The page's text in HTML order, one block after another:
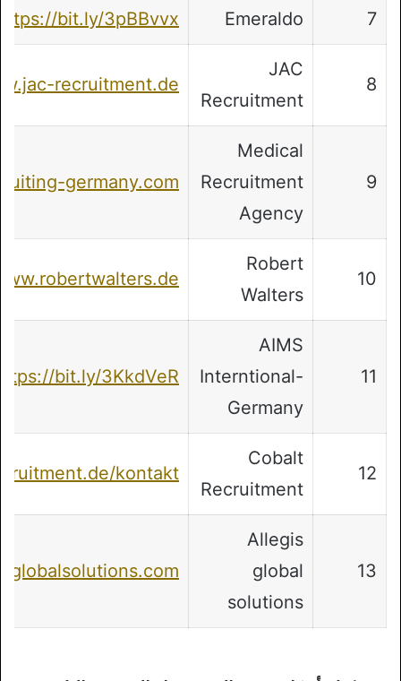
7
Emeraldo
bit.ly/3pBBvvx
8
JAC
Recruitment
recruitment.de/
9
Medical
Recruitment
Agency
germany.com/
10
Robert
Walters
11
AIMS
Interntional-
Germany
bit.ly/3KkdVeR
12
Cobalt
Recruitment
kontakt/
13
Allegis
global
solutions